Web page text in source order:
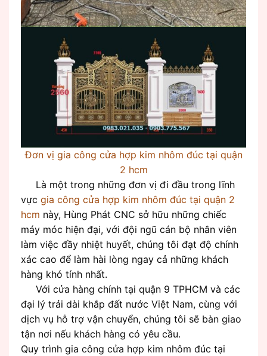
Đơn vị gia công cửa hợp kim nhôm đúc tại quận
2 hcm
Là một trong những đơn vị đi đầu trong lĩnh
vực gia công cửa hợp kim nhôm đúc tại quận 2
hcm này, Hùng Phát CNC sở hữu những chiếc
máy móc hiện đại, với đội ngũ cán bộ nhân viên
làm việc đầy nhiệt huyết, chúng tôi đạt độ chính
xác cao để làm hài lòng ngay cả những khách
hàng khó tính nhất.
Với cửa hàng chính tại quận 9 TPHCM và các
đại lý trải dài khắp đất nước Việt Nam, cùng với
dịch vụ hỗ trợ vận chuyển, chúng tôi sẽ bàn giao
tận nơi nếu khách hàng có yêu cầu.
Quy trình gia công cửa hợp kim nhôm đúc tại